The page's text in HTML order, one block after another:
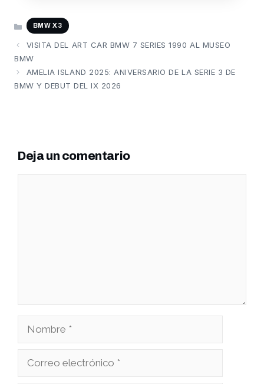
CATEGORÍAS
BMW X3
VISITA DEL ART CAR BMW 7 SERIES 1990 AL MUSEO
BMW
AMELIA ISLAND 2025: ANIVERSARIO DE LA SERIE 3 DE
BMW Y DEBUT DEL IX 2026
Deja un comentario
Nombre
Correo